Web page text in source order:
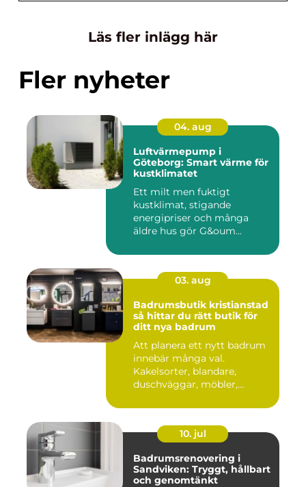
Läs fler inlägg här
Fler nyheter
04. aug
Luftvärmepump i
Göteborg: Smart värme för
kustklimatet
Ett milt men fuktigt
kustklimat, stigande
energipriser och många
äldre hus gör G&oum...
03. aug
Badrumsbutik kristianstad
så hittar du rätt butik för
ditt nya badrum
Att planera ett nytt badrum
innebär många val.
Kakelsorter, blandare,
duschväggar, möbler,
10. jul
Badrumsrenovering i
Sandviken: Tryggt, hållbart
och genomtänkt